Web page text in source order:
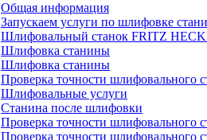
Общая информация
Запускаем услуги по шлифовке
Шлифовальный станок FRITZ
Шлифовка станины
Шлифовка станины
Проверка точности шлифовального
Шлифовальные услуги
Станина после шлифовки
Проверка точности шлифовального
Проверка точности шлифовального